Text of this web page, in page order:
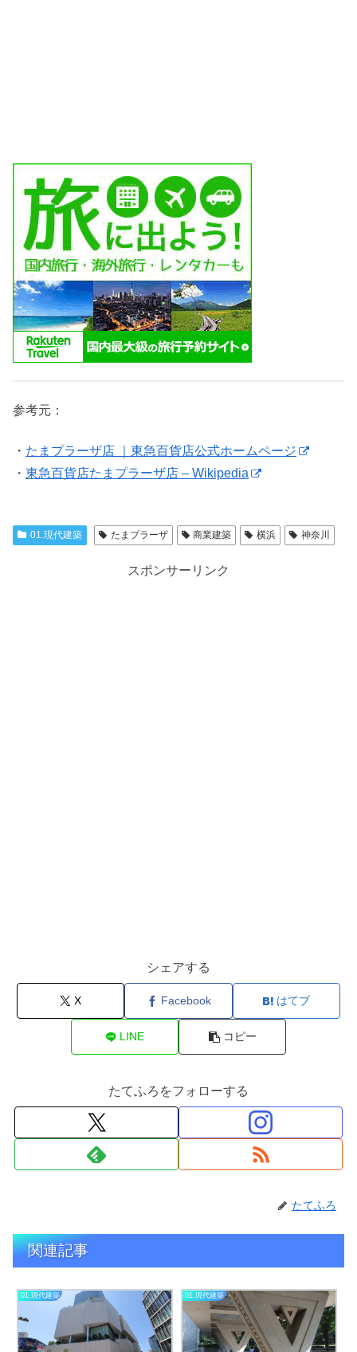
参考元：
・ たまプラーザ店 ｜東急百貨店公式ホームページ
・ 東急百貨店たまプラーザ店 – Wikipedia
01.現代建築 たまプラーザ 商業建築 横浜 神奈川
スポンサーリンク
シェアする
X Facebook はてブ
LINE コピー
たてふろをフォローする
たてふろ
関連記事
01.現代建築 01.現代建築